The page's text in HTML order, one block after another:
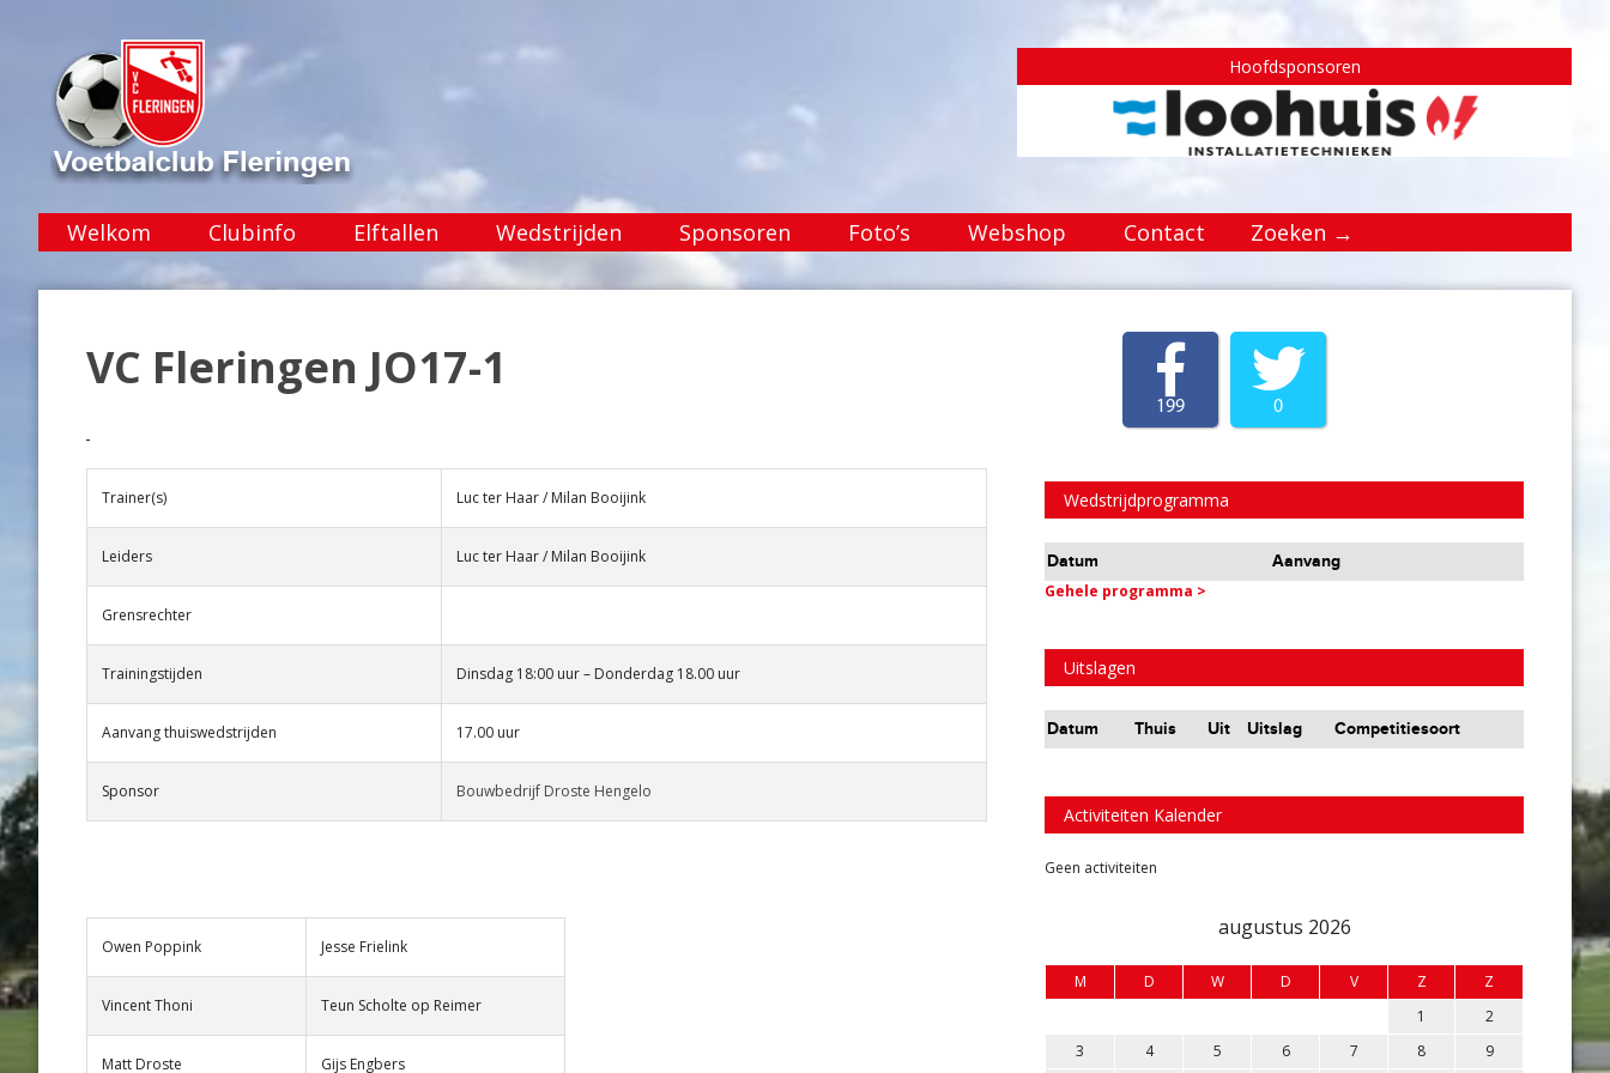
Hoofdsponsoren
Welkom Clubinfo Elftallen Wedstrijden Sponsoren Foto’s Webshop Contact Zoeken →
VC Fleringen JO17-1
Trainer(s) Luc ter Haar / Milan Booijink
Leiders Luc ter Haar / Milan Booijink
Grensrechter
Trainingstijden Dinsdag 18:00 uur – Donderdag 18.00 uur
Aanvang thuiswedstrijden 17.00 uur
Sponsor Bouwbedrijf Droste Hengelo
Owen Poppink Jesse Frielink
Vincent Thoni Teun Scholte op Reimer
Matt Droste Gijs Engbers
199 0
Wedstrijdprogramma
Datum
Aanvang
Gehele programma >
Uitslagen
Datum Thuis Uit Uitslag Competitiesoort
Activiteiten Kalender
Geen activiteiten
augustus 2026
M D W D V Z
Z
1
2
3
4 5 6 7 8 9